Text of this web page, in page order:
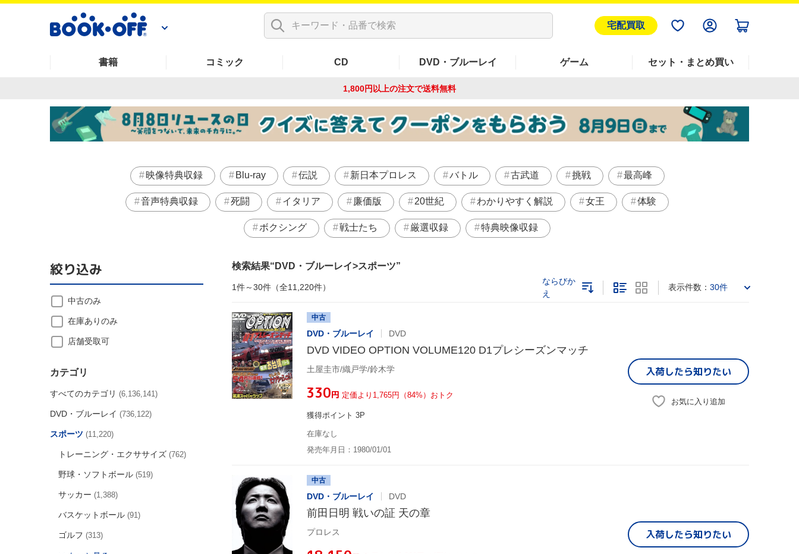
宅配買取
書籍 コミック CD DVD・ブルーレイ ゲーム セット・まとめ買い
1,800円以上の注文で送料無料
映像特典収録 Blu-ray 伝説 新日本プロレス バトル 古武道 挑戦 最高峰
音声特典収録 死闘 イタリア 廉価版 20世紀 わかりやすく解説 女王 体験
ボクシング 戦士たち 厳選収録 特典映像収録
検索結果 DVD・ブルーレイ>スポーツ
1件～30件（全11,220件）
ならびか
え
表示件数： 30件
中古
DVD・ブルーレイ DVD
DVD VIDEO OPTION VOLUME120 D1プレシーズンマッチ
土屋圭市/織戸学/鈴木学
¥330円 定価より1,765円（84%）おトク
獲得ポイント 3P
在庫なし
発売年月日：1980/01/01
入荷したら知りたい
お気に入り追加
中古
DVD・ブルーレイ DVD
前田日明 戦いの証 天の章
プロレス 入荷したら知りたい
絞り込み
中古のみ
在庫ありのみ
店舗受取可
カテゴリ
すべてのカテゴリ (6,136,141)
DVD・ブルーレイ (736,122)
スポーツ (11,220)
トレーニング・エクササイズ (762)
野球・ソフトボール (519)
サッカー (1,388)
バスケットボール (91)
ゴルフ (313)